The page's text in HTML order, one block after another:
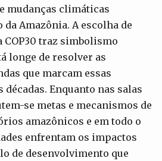
mudanças climáticas
da Amazônia. A escolha de
COP30 traz simbolismo
longe de resolver as
que marcam essas
Enquanto nas salas
se metas e mecanismos de
amazônicos e em todo o
enfrentam os impactos
de desenvolvimento que